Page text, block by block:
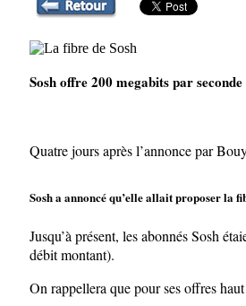
Sosh offre 200 megabits par
Quatre jours après l’annonce par
Sosh a annoncé qu’elle allait proposer la
Jusqu’à présent, les abonnés Sosh
débit montant).
On rappellera que pour ses offres